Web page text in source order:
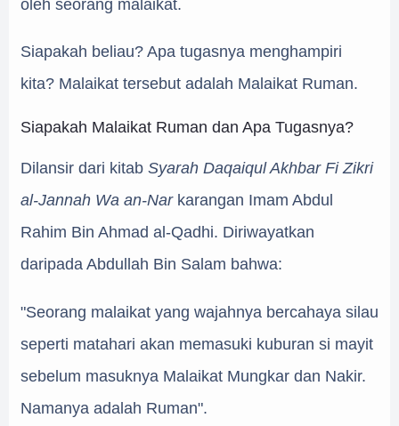
oleh seorang malaikat.
Siapakah beliau? Apa tugasnya menghampiri
kita? Malaikat tersebut adalah Malaikat Ruman.
Siapakah Malaikat Ruman dan Apa Tugasnya?
Dilansir dari kitab Syarah Daqaiqul Akhbar Fi Zikri
al-Jannah Wa an-Narkarangan Imam Abdul
Rahim Bin Ahmad al-Qadhi. Diriwayatkan
daripada Abdullah Bin Salam bahwa:
"Seorang malaikat yang wajahnya bercahaya silau
seperti matahari akan memasuki kuburan si mayit
sebelum masuknya Malaikat Mungkar dan Nakir.
Namanya adalah Ruman".